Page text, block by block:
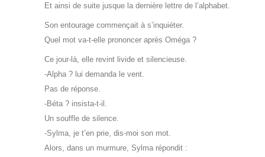
Et ainsi de suite jusque la dernière lettre de l’alphabet.
Son entourage commençait à s’inquiéter.
Quel mot va-t-elle prononcer après Oméga ?
Ce jour-là, elle revint livide et silencieuse.
-Alpha ? lui demanda le vent.
Pas de réponse.
-Béta ? insista-t-il.
Un souffle de silence.
-Sylma, je t’en prie, dis-moi son mot.
Alors, dans un murmure, Sylma répondit :